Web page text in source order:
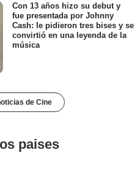
Con 13 años hizo su debut y
fue presentada por Johnny
Cash: le pidieron tres bises y se
convirtió en una leyenda de la
música
de Cine
paises